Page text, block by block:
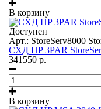
В корзину
Доступен
Арт.: StoreServ8000
СХД HP 3PAR
341550 р.
В корзину